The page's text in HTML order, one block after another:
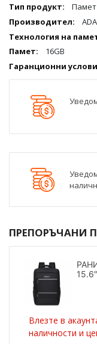
Повече
информация
qqq
16GB
ПРЕПОРЪЧАНИ
Влезте в
наличности и